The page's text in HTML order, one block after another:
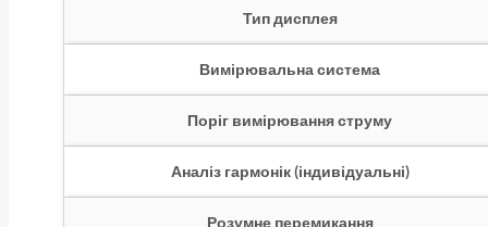
Тип дисплея
Вимірювальна система
Поріг вимірювання струму
Аналіз гармонік (індивідуальні)
Розумне перемикання